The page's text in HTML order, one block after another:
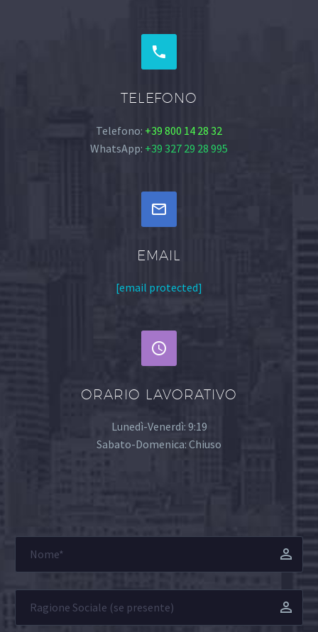


TELEFONO
Telefono: +39 800 14 28 32
WhatsApp: +39 327 29 28 995


EMAIL
[email protected]


ORARIO LAVORATIVO
Lunedì-Venerdì: 9:19
Sabato-Domenica: Chiuso